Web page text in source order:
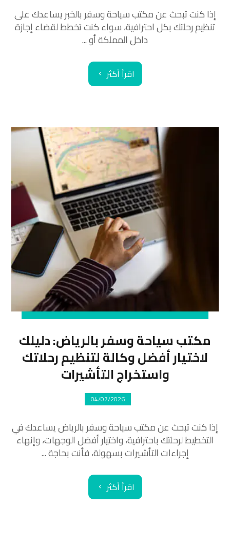
إذا كنت تبحث عن مكتب سياحة وسفر بالخبر يساعدك على
تنظيم رحلتك بكل احترافية، سواء كنت تخطط لقضاء إجازة
داخل المملكة أو ...
اقرأ أكثر
مكتب سياحة وسفر بالرياض: دليلك
لاختيار أفضل وكالة لتنظيم رحلاتك
واستخراج التأشيرات
04/07/2026
إذا كنت تبحث عن مكتب سياحة وسفر بالرياض يساعدك في
التخطيط لرحلتك باحترافية، واختيار أفضل الوجهات، وإنهاء
إجراءات التأشيرات بسهولة، فأنت بحاجة ...
اقرأ أكثر